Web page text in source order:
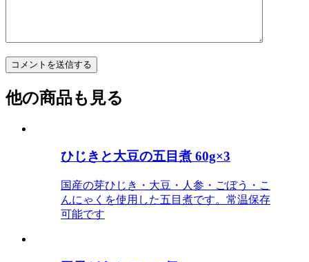
他の商品も見る
ひじきと大豆の五目煮 60g×3
国産の芽ひじき・大豆・人参・ごぼう・こ
んにゃくを使用した五目煮です。常温保存
可能です